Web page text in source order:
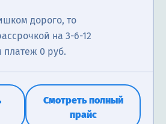
психологических
поведения у детей в возрасте
от 3000₽
по профилактике,
психических заболеваний и
С помощью
специалиста вы сможете
такие отклонения, как
атаки, депрессия,
неврозы и многие другие.
дорого, то
на 3-6-12
0 руб.
Смотреть полный
прайс